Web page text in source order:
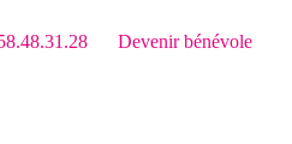
Devenir bénévole